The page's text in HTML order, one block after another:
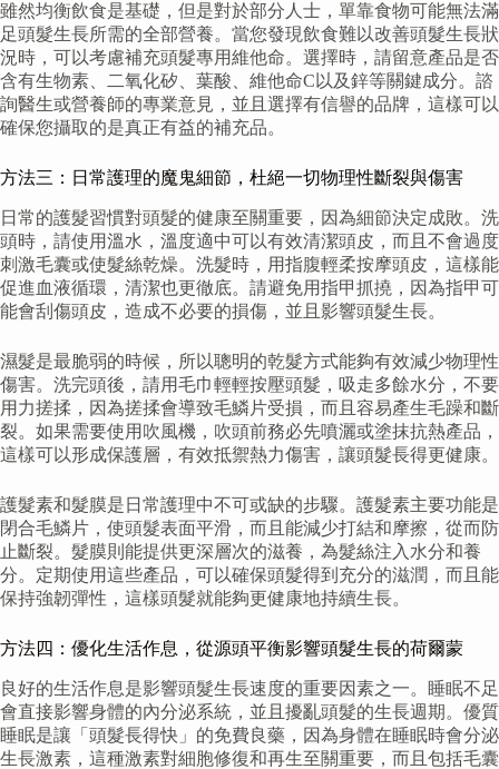
雖然均衡飲食是基礎，但是對於部分人士，單靠食物可能無法滿
足頭髮生長所需的全部營養。當您發現飲食難以改善頭髮生長狀
況時，可以考慮補充頭髮專用維他命。選擇時，請留意產品是否
含有生物素、二氧化矽、葉酸、維他命C以及鋅等關鍵成分。諮
詢醫生或營養師的專業意見，並且選擇有信譽的品牌，這樣可以
確保您攝取的是真正有益的補充品。
方法三：日常護理的魔鬼細節，杜絕一切物理性斷裂與傷害
日常的護髮習慣對頭髮的健康至關重要，因為細節決定成敗。洗
頭時，請使用溫水，溫度適中可以有效清潔頭皮，而且不會過度
刺激毛囊或使髮絲乾燥。洗髮時，用指腹輕柔按摩頭皮，這樣能
促進血液循環，清潔也更徹底。請避免用指甲抓撓，因為指甲可
能會刮傷頭皮，造成不必要的損傷，並且影響頭髮生長。
濕髮是最脆弱的時候，所以聰明的乾髮方式能夠有效減少物理性
傷害。洗完頭後，請用毛巾輕輕按壓頭髮，吸走多餘水分，不要
用力搓揉，因為搓揉會導致毛鱗片受損，而且容易產生毛躁和斷
裂。如果需要使用吹風機，吹頭前務必先噴灑或塗抹抗熱產品，
這樣可以形成保護層，有效抵禦熱力傷害，讓頭髮長得更健康。
護髮素和髮膜是日常護理中不可或缺的步驟。護髮素主要功能是
閉合毛鱗片，使頭髮表面平滑，而且能減少打結和摩擦，從而防
止斷裂。髮膜則能提供更深層次的滋養，為髮絲注入水分和養
分。定期使用這些產品，可以確保頭髮得到充分的滋潤，而且能
保持強韌彈性，這樣頭髮就能夠更健康地持續生長。
方法四：優化生活作息，從源頭平衡影響頭髮生長的荷爾蒙
良好的生活作息是影響頭髮生長速度的重要因素之一。睡眠不足
會直接影響身體的內分泌系統，並且擾亂頭髮的生長週期。優質
睡眠是讓「頭髮長得快」的免費良藥，因為身體在睡眠時會分泌
生長激素，這種激素對細胞修復和再生至關重要，而且包括毛囊